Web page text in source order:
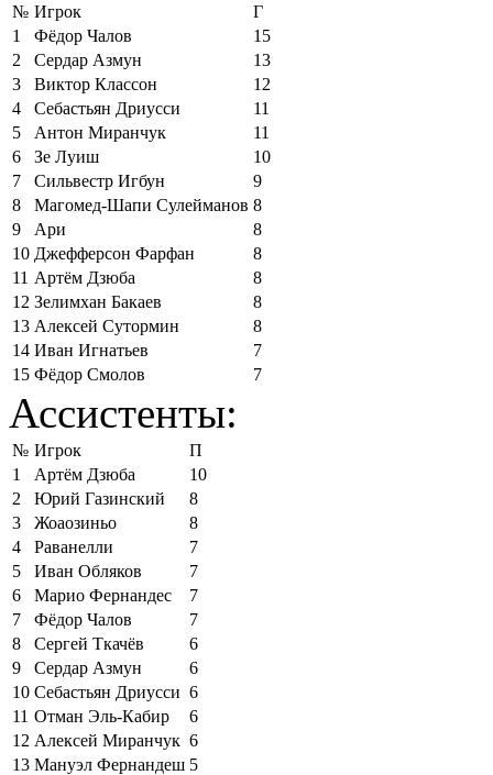
№ Игрок
Г
1
Фёдор Чалов
15
2
Сердар Азмун
13
3
Виктор Классон
12
4
Себастьян Дриусси
11
5
Антон Миранчук
11
6
Зе Луиш
10
7
Сильвестр Игбун
9
8
Магомед-Шапи Сулейманов 8
9
Ари
8
10 Джефферсон Фарфан
8
11 Артём Дзюба
8
12 Зелимхан Бакаев
8
13 Алексей Сутормин
8
14 Иван Игнатьев
7
15 Фёдор Смолов 7
Ассистенты:
№ Игрок
П
1
Артём Дзюба
10
2
Юрий Газинский
8
3
Жоаозиньо
8
4
Раванелли
7
5
Иван Обляков
7
6
Марио Фернандес
7
7
Фёдор Чалов
7
8
Сергей Ткачёв
6
9
Сердар Азмун
6
10 Себастьян Дриусси 6
11 Отман Эль-Кабир
6
12 Алексей Миранчук 6
13 Мануэл Фернандеш 5